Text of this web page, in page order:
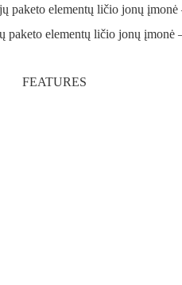
FEATURES